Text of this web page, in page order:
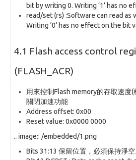
bit by writing 0. Writing ‘1’ has no
read/set (rs) :Software can read as
Writing ‘0’ has no effect on the bit
4.1 Flash access control
(FLASH_ACR)
用來控制Flash memory的存取速度
關閉加速功能
Address offset: 0x00
Reset value: 0x0000 0000
.. image:: /embedded/1.png
Bits 31:13 保留位置，必須保持淨空